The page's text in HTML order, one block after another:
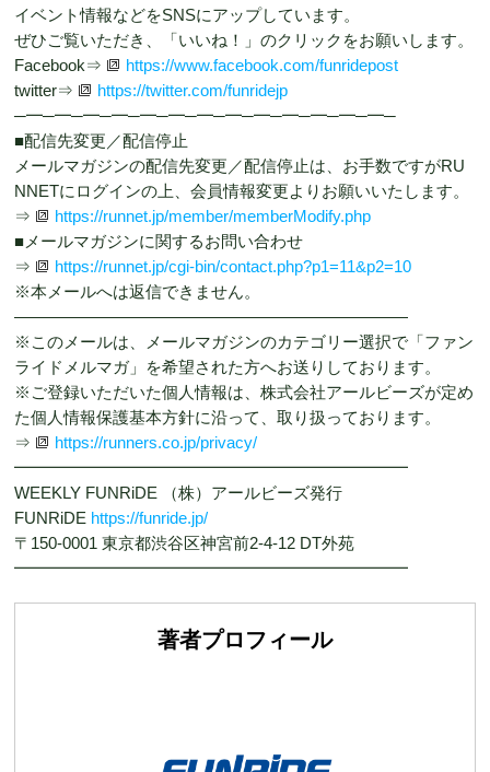
イベント情報などをSNSにアップしています。
ぜひご覧いただき、「いいね！」のクリックをお願いします。
Facebook⇒
https://www.facebook.com/funridepost
twitter⇒
https://twitter.com/funridejp
─━─━─━─━─━─━─━─━─━─━─━─━─━─
■配信先変更／配信停止
メールマガジンの配信先変更／配信停止は、お手数ですがRU
NNETにログインの上、会員情報変更よりお願いいたします。
⇒
https://runnet.jp/member/memberModify.php
■メールマガジンに関するお問い合わせ
⇒
https://runnet.jp/cgi-bin/contact.php?p1=11&p2=10
※本メールへは返信できません。
————————————————————————
※このメールは、メールマガジンのカテゴリー選択で「ファン
ライドメルマガ」を希望された方へお送りしております。
※ご登録いただいた個人情報は、株式会社アールビーズが定め
た個人情報保護基本方針に沿って、取り扱っております。
⇒
https://runners.co.jp/privacy/
━━━━━━━━━━━━━━━━━━━━━━━━
WEEKLY FUNRiDE （株）アールビーズ発行
FUNRiDE https://funride.jp/
〒150-0001 東京都渋谷区神宮前2-4-12 DT外苑
━━━━━━━━━━━━━━━━━━━━━━━━
著者プロフィール